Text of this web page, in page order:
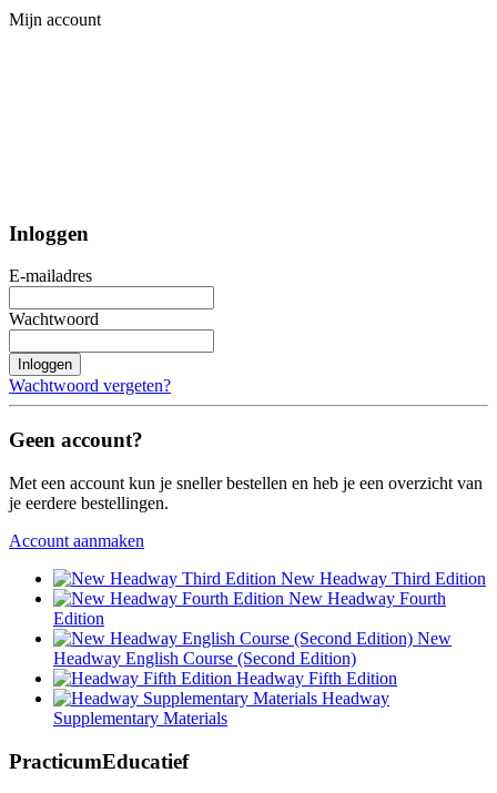
Mijn account
Inloggen
E-mailadres
Wachtwoord
Inloggen
Wachtwoord vergeten?
Geen account?
Met een account kun je sneller bestellen en heb je een overzicht van
je eerdere bestellingen.
Account aanmaken
New Headway Third Edition
New Headway Fourth
Edition
New
Headway English Course (Second Edition)
Headway Fifth Edition
Headway
Supplementary Materials
PracticumEducatief